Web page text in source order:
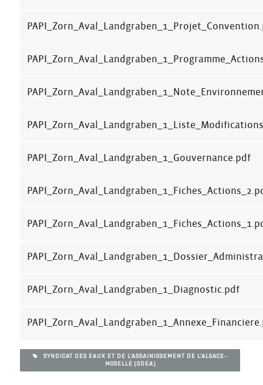
PAPI_Zorn_Aval_Landgraben_1_Gouvernance.pdf
PAPI_Zorn_Aval_Landgraben_1_Diagnostic.pdf
SYNDICAT DES EAUX ET DE L’ASSAINISSEMENT DE L’ALSACE-
MOSELLE (SDEA)